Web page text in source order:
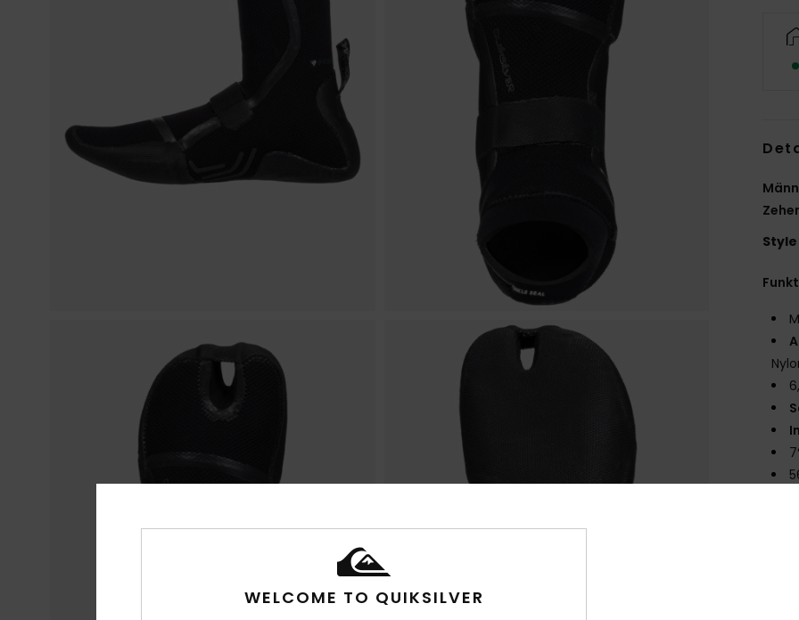
Style
WELCOME TO QUIKSILVER